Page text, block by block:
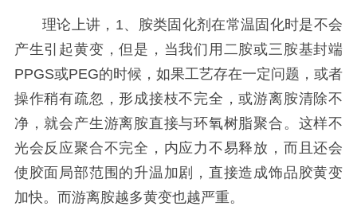
理论上讲，1、胺类固化剂在常温固化时是不会
产生引起黄变，但是，当我们用二胺或三胺基封端
PPGS或PEG的时候，如果工艺存在一定问题，或者
操作稍有疏忽，形成接枝不完全，或游离胺清除不
净，就会产生游离胺直接与环氧树脂聚合。这样不
光会反应聚合不完全，内应力不易释放，而且还会
使胶面局部范围的升温加剧，直接造成饰品胶黄变
加快。而游离胺越多黄变也越严重。